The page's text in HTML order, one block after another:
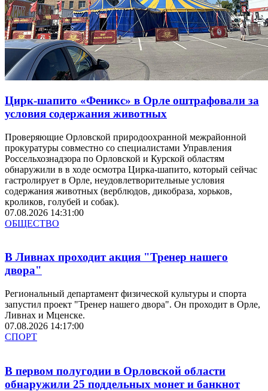
Цирк-шапито «Феникс» в Орле оштрафовали за
условия содержания животных
Проверяющие Орловской природоохранной межрайонной
прокуратуры совместно со специалистами Управления
Россельхознадзора по Орловской и Курской областям
обнаружили в в ходе осмотра Цирка-шапито, который сейчас
гастролирует в Орле, неудовлетворительные условия
содержания животных (верблюдов, дикобраза, хорьков,
кроликов, голубей и собак).
07.08.2026 14:31:00
ОБЩЕСТВО
В Ливнах проходит акция "Тренер нашего
двора"
Региональный департамент физической культуры и спорта
запустил проект "Тренер нашего двора". Он проходит в Орле,
Ливнах и Мценске.
07.08.2026 14:17:00
СПОРТ
В первом полугодии в Орловской области
обнаружили 25 поддельных монет и банкнот